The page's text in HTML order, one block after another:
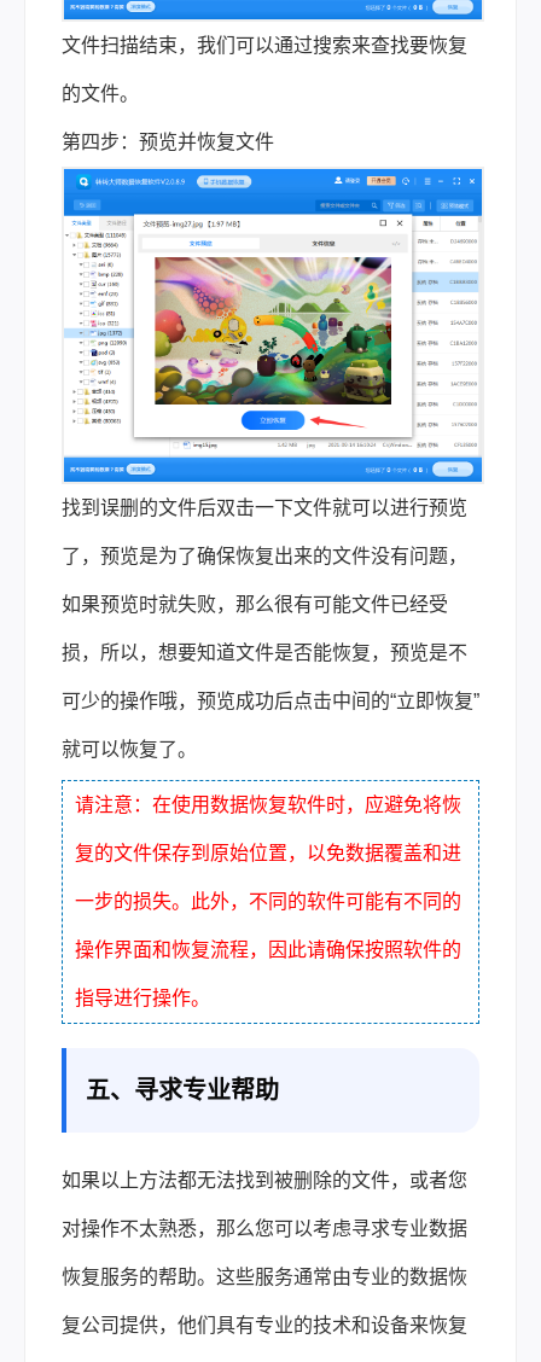
文件扫描结束，我们可以通过搜索来查找要恢复
的文件。
第四步：预览并恢复文件
找到误删的文件后双击一下文件就可以进行预览
了，预览是为了确保恢复出来的文件没有问题，
如果预览时就失败，那么很有可能文件已经受
损，所以，想要知道文件是否能恢复，预览是不
可少的操作哦，预览成功后点击中间的“立即恢复”
就可以恢复了。
请注意：在使用数据恢复软件时，应避免将恢
复的文件保存到原始位置，以免数据覆盖和进
一步的损失。此外，不同的软件可能有不同的
操作界面和恢复流程，因此请确保按照软件的
指导进行操作。
五、寻求专业帮助
如果以上方法都无法找到被删除的文件，或者您
对操作不太熟悉，那么您可以考虑寻求专业数据
恢复服务的帮助。这些服务通常由专业的数据恢
复公司提供，他们具有专业的技术和设备来恢复